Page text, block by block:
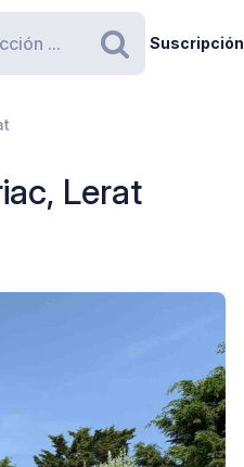
Buscar
Suscripción
Lerat